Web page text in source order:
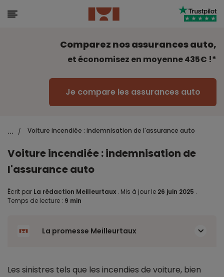
Comparez nos assurances auto,
et économisez en moyenne 435€ !*
Je compare les assurances auto
... / Voiture incendiée : indemnisation de l'assurance auto
Voiture incendiée : indemnisation de
l'assurance auto
Écrit par La rédaction Meilleurtaux . Mis à jour le 26 juin 2025 .
Temps de lecture : 9 min
La promesse Meilleurtaux
Les sinistres tels que les incendies de voiture, bien